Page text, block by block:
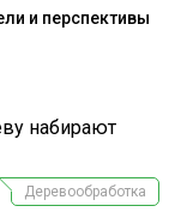
набирают
Деревообработка
и перспективы